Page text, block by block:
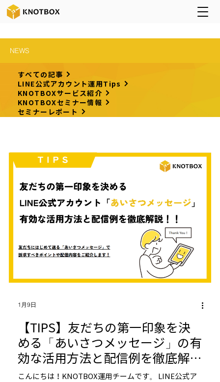
NEWS
すべての記事
LINE公式アカウント運用Tips
KNOTBOXサービス紹介
KNOTBOXセミナー情報
セミナーレポート
1月9日
【TIPS】友だちの第一印象を決
める「あいさつメッセージ」の有
効な活用方法と配信例を徹底解
説！！
こんにちは！KNOTBOX運用チームです。 LINE公式ア